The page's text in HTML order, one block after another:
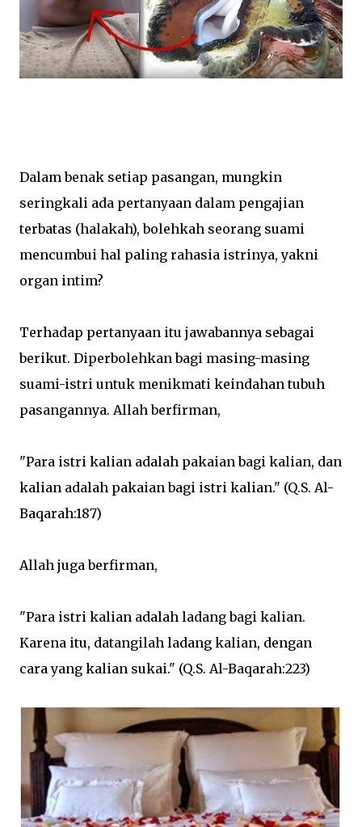
Dalam benak setiap pasangan, mungkin
seringkali ada pertanyaan dalam pengajian
terbatas (halakah), bolehkah seorang suami
mencumbui hal paling rahasia istrinya, yakni
organ intim?
Terhadap pertanyaan itu jawabannya sebagai
berikut. Diperbolehkan bagi masing-masing
suami-istri untuk menikmati keindahan tubuh
pasangannya. Allah berfirman,
"Para istri kalian adalah pakaian bagi kalian, dan
kalian adalah pakaian bagi istri kalian." (Q.S. Al-
Baqarah:187)
Allah juga berfirman,
"Para istri kalian adalah ladang bagi kalian.
Karena itu, datangilah ladang kalian, dengan
cara yang kalian sukai." (Q.S. Al-Baqarah:223)